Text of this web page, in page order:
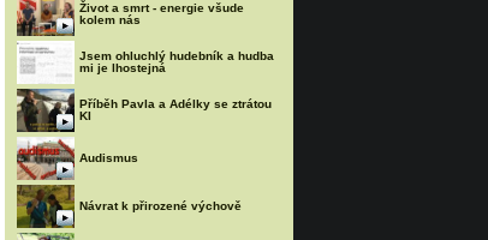
Život a smrt - energie všude
kolem nás
Jsem ohluchlý hudebník a hudba
mi je lhostejná
Příběh Pavla a Adélky se ztrátou
KI
Audismus
Návrat k přirozené výchově